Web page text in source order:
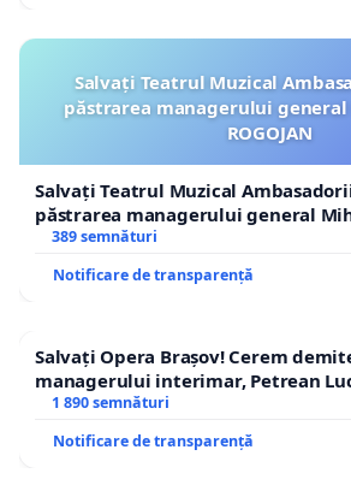
Salvați Teatrul Muzical
păstrarea managerului
ROGOJAN
Salvați Teatrul Muzical
păstrarea managerului general
ROGOJAN
389 semnături
Notificare de transparență
Salvați Opera Brașov! Cerem
managerului interimar, Petrean
1 890 semnături
Notificare de transparență